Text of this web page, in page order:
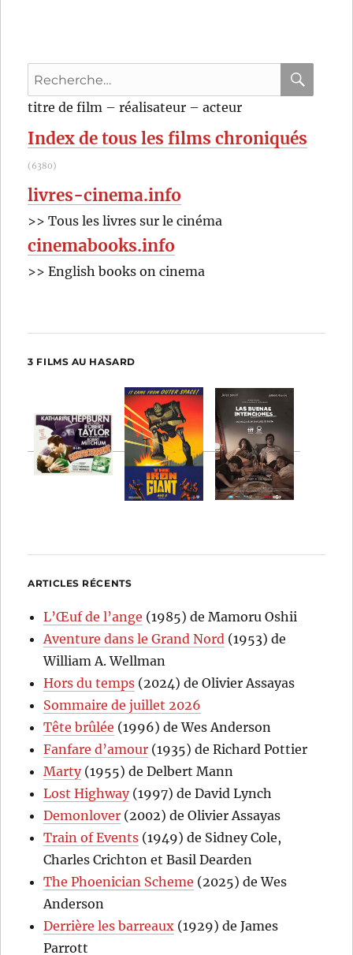
Recherche
pour
titre de film – réalisateur – acteur
Index de tous les films chroniqués
(6380)
livres-cinema.info
>> Tous les livres sur le cinéma
cinemabooks.info
>> English books on cinema
3 FILMS AU HASARD
ARTICLES RÉCENTS
L’Œuf de l’ange (1985) de Mamoru Oshii
Aventure dans le Grand Nord (1953) de
William A. Wellman
Hors du temps (2024) de Olivier Assayas
Sommaire de juillet 2026
Tête brûlée (1996) de Wes Anderson
Fanfare d’amour (1935) de Richard Pottier
Marty(1955) de Delbert Mann
Lost Highway(1997) de David Lynch
Demonlover (2002) de Olivier Assayas
Train of Events (1949) de Sidney Cole,
Charles Crichton et Basil Dearden
The Phoenician Scheme (2025) de Wes
Anderson
Derrière les barreaux (1929) de James
Parrott